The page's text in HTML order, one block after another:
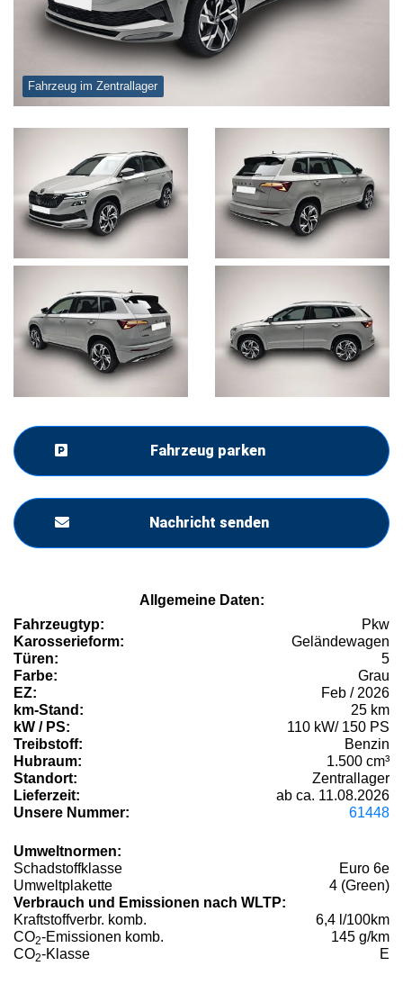
Fahrzeug im Zentrallager
Fahrzeug parken
Nachricht senden
Allgemeine Daten:
Fahrzeugtyp:
Pkw
Karosserieform:
Geländewagen
Türen:
5
Farbe:
Grau
EZ:
Feb / 2026
km-Stand:
25 km
kW / PS:
110 kW/ 150 PS
Treibstoff:
Benzin
Hubraum:
1.500 cm³
Standort:
Zentrallager
Lieferzeit:
ab ca. 11.08.2026
Unsere Nummer:
61448
Umweltnormen:
Schadstoffklasse
Euro 6e
Umweltplakette
4 (Green)
Verbrauch und Emissionen nach WLTP:
Kraftstoffverbr. komb.
6,4 l/100km
CO2-Emissionen komb.
145 g/km
CO2-Klasse E